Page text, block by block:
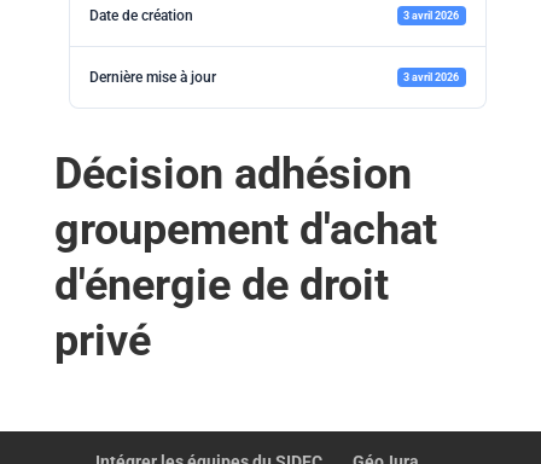
Date de création 3 avril 2026
Dernière mise à jour 3 avril 2026
Décision adhésion
groupement d'achat
d'énergie de droit
privé